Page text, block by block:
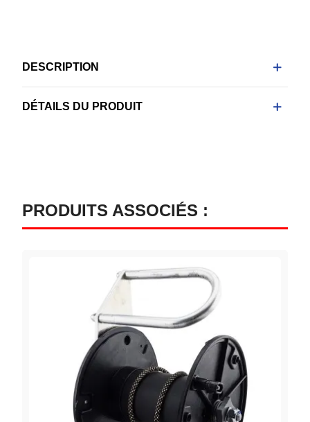
DESCRIPTION
DÉTAILS DU PRODUIT
PRODUITS ASSOCIÉS :